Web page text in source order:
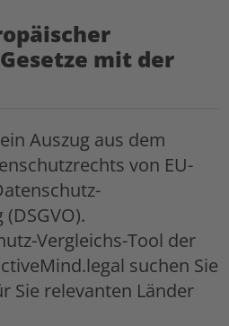
mit der
Auszug aus dem
von EU-
Vergleichs-Tool der
suchen Sie
Sie relevanten Länder